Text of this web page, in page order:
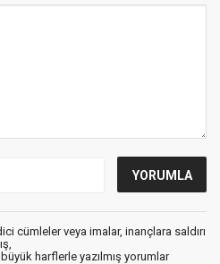
cümleler veya imalar, inançlara saldırı
harflerle yazılmış yorumlar